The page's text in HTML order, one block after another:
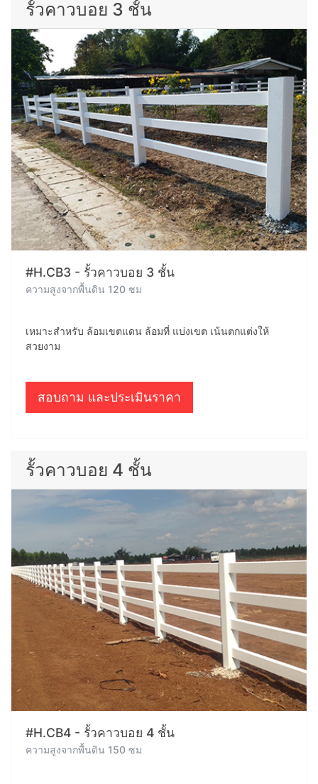
รั้วคาวบอย 3 ชั้น
#H.CB3 - รั้วคาวบอย 3 ชั้น
ความสูงจากพื้นดิน 120 ซม
เหมาะสำหรับ ล้อมเขตแดน ล้อมที่ แบ่งเขต เน้นตกแต่งให้
สวยงาม
สอบถาม และประเมินราคา
รั้วคาวบอย 4 ชั้น
#H.CB4 - รั้วคาวบอย 4 ชั้น
ความสูงจากพื้นดิน 150 ซม